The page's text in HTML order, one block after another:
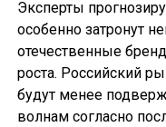
Эксперты
особенно затронут
отечественные
роста. Российский
будут менее
волнам согласно